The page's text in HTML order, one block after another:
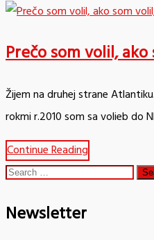
Prečo som volil,
Žijem na druhej strane
rokmi r.2010 som sa volieb do
Continue Reading
Search
Newsletter